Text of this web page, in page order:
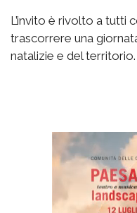
L’invito è rivolto a tutti
trascorrere una
natalizie e del territorio.